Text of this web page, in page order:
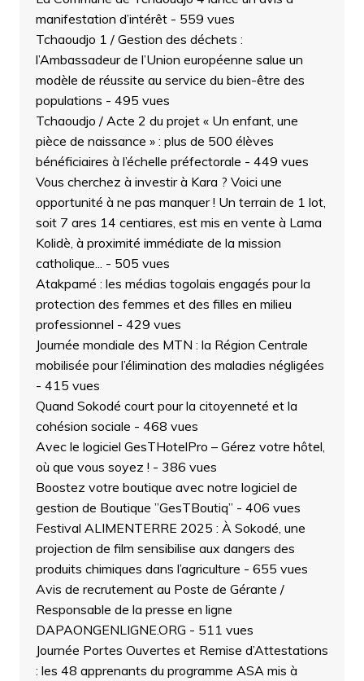
manifestation d’intérêt- 559 vues
Tchaoudjo 1 / Gestion des déchets :
l’Ambassadeur de l’Union européenne salue un
modèle de réussite au service du bien-être des
populations - 495 vues
Tchaoudjo / Acte 2 du projet « Un enfant, une
pièce de naissance » : plus de 500 élèves
bénéficiaires à l’échelle préfectorale - 449 vues
Vous cherchez à investir à Kara ? Voici une
opportunité à ne pas manquer ! Un terrain de 1 lot,
soit 7 ares 14 centiares, est mis en vente à Lama
Kolidè, à proximité immédiate de la mission
catholique... - 505 vues
Atakpamé : les médias togolais engagés pour la
protection des femmes et des filles en milieu
professionnel - 429 vues
Journée mondiale des MTN : la Région Centrale
mobilisée pour l’élimination des maladies négligées
- 415 vues
Quand Sokodé court pour la citoyenneté et la
cohésion sociale - 468 vues
Avec le logiciel GesTHotelPro – Gérez votre hôtel,
où que vous soyez ! - 386 vues
Boostez votre boutique avec notre logiciel de
gestion de Boutique ”GesTBoutiq” - 406 vues
Festival ALIMENTERRE 2025 : À Sokodé, une
projection de film sensibilise aux dangers des
produits chimiques dans l’agriculture - 655 vues
Avis de recrutement au Poste de Gérante /
Responsable de la presse en ligne
DAPAONGENLIGNE.ORG - 511 vues
Journée Portes Ouvertes et Remise d’Attestations
: les 48 apprenants du programme ASA mis à